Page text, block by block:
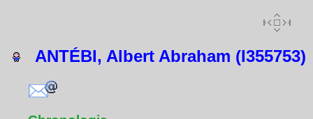
ANTÉBI, Albert Abraham (I355753)